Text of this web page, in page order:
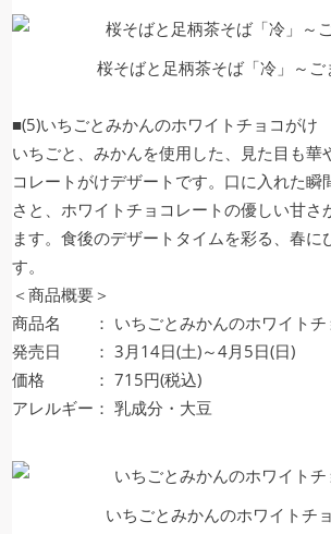
桜そばと足柄茶そば「冷」～ご
■(5)いちごとみかんのホワイトチョコがけ
いちごと、みかんを使用した、見た目も華
コレートがけデザートです。口に入れた瞬
さと、ホワイトチョコレートの優しい甘さ
ます。食後のデザートタイムを彩る、春に
す。
＜商品概要＞
商品名 ： いちごとみかんのホワイトチ
発売日 ： 3月14日(土)～4月5日(日)
価格 ： 715円(税込)
アレルギー： 乳成分・大豆
いちごとみかんのホワイトチ